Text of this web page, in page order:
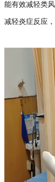
能有效减轻类
减轻炎症反应